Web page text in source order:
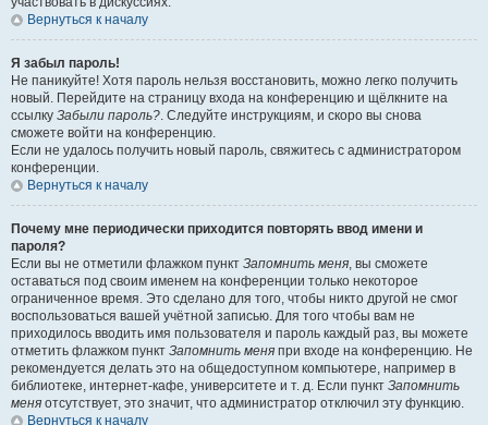
Вернуться к началу
Я забыл пароль!
Не паникуйте! Хотя пароль нельзя восстановить, можно легко получить
новый. Перейдите на страницу входа на конференцию и щёлкните на
ссылку Забыли пароль?. Следуйте инструкциям, и скоро вы снова
сможете войти на конференцию.
Если не удалось получить новый пароль, свяжитесь с администратором
конференции.
Вернуться к началу
Почему мне периодически приходится повторять ввод имени и
пароля?
Если вы не отметили флажком пункт Запомнить меня, вы сможете
оставаться под своим именем на конференции только некоторое
ограниченное время. Это сделано для того, чтобы никто другой не смог
воспользоваться вашей учётной записью. Для того чтобы вам не
приходилось вводить имя пользователя и пароль каждый раз, вы можете
отметить флажком пункт Запомнить меня при входе на конференцию. Не
рекомендуется делать это на общедоступном компьютере, например в
библиотеке, интернет-кафе, университете и т. д. Если пункт Запомнить
меня отсутствует, это значит, что администратор отключил эту функцию.
Вернуться к началу